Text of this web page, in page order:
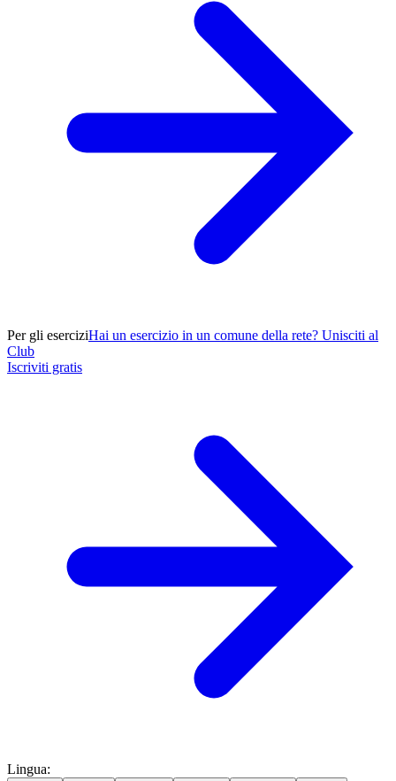
Per gli eserciziHai un esercizio in un comune della rete? Unisciti al
Club
Iscriviti gratis
Lingua: